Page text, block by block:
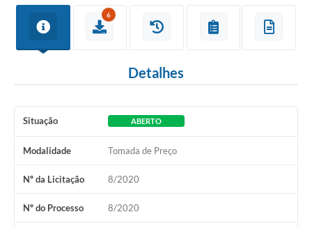
6
Detalhes
Situação ABERTO
Modalidade Tomada de Preço
Nº da Licitação 8/2020
Nº do Processo 8/2020